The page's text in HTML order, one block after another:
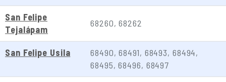
San Felipe
Tejalápam
68260, 68262
San Felipe Usila
68490, 68491, 68493, 68494,
68495, 68496, 68497